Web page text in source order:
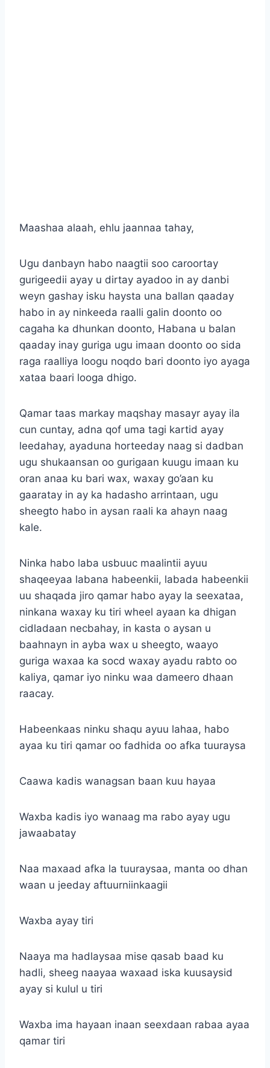
Maashaa alaah, ehlu jaannaa tahay,
Ugu danbayn habo naagtii soo caroortay
gurigeedii ayay u dirtay ayadoo in ay danbi
weyn gashay isku haysta una ballan qaaday
habo in ay ninkeeda raalli galin doonto oo
cagaha ka dhunkan doonto, Habana u balan
qaaday inay guriga ugu imaan doonto oo sida
raga raalliya loogu noqdo bari doonto iyo ayaga
xataa baari looga dhigo.
Qamar taas markay maqshay masayr ayay ila
cun cuntay, adna qof uma tagi kartid ayay
leedahay, ayaduna horteeday naag si dadban
ugu shukaansan oo gurigaan kuugu imaan ku
oran anaa ku bari wax, waxay go’aan ku
gaaratay in ay ka hadasho arrintaan, ugu
sheegto habo in aysan raali ka ahayn naag
kale.
Ninka habo laba usbuuc maalintii ayuu
shaqeeyaa labana habeenkii, labada habeenkii
uu shaqada jiro qamar habo ayay la seexataa,
ninkana waxay ku tiri wheel ayaan ka dhigan
cidladaan necbahay, in kasta o aysan u
baahnayn in ayba wax u sheegto, waayo
guriga waxaa ka socd waxay ayadu rabto oo
kaliya, qamar iyo ninku waa dameero dhaan
raacay.
Habeenkaas ninku shaqu ayuu lahaa, habo
ayaa ku tiri qamar oo fadhida oo afka tuuraysa
Caawa kadis wanagsan baan kuu hayaa
Waxba kadis iyo wanaag ma rabo ayay ugu
jawaabatay
Naa maxaad afka la tuuraysaa, manta oo dhan
waan u jeeday aftuurniinkaagii
Waxba ayay tiri
Naaya ma hadlaysaa mise qasab baad ku
hadli, sheeg naayaa waxaad iska kuusaysid
ayay si kulul u tiri
Waxba ima hayaan inaan seexdaan rabaa ayaa
qamar tiri